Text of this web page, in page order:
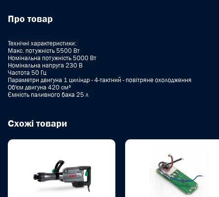
Про товар
Технічні характеристики:
Макс. потужність 5500 Вт
Номінальна потужність 5000 Вт
Номінальна напруга 230 B
Частота 50 Гц
Параметри двигуна 1 циліндр - 4-тактний - повітряне охолодження
Об'єм двигуна 420 cм³
Ємність паливного бака 25 л
Схожі товари